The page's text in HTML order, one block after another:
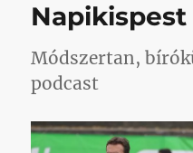
Módszertan,
podcast